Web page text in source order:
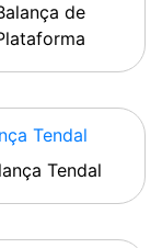
de
Tendal